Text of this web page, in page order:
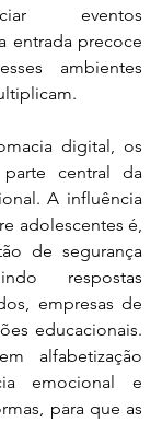
eventos
entrada precoce
ambientes
digital, os
central da
A influência
adolescentes é,
de segurança
respostas
empresas de
educacionais.
alfabetização
emocional e
para que as